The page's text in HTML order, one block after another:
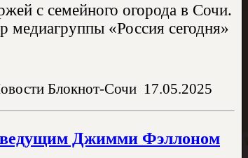
с семейного огорода в Сочи.
медиагруппы «Россия сегодня»
Блокнот-Сочи 17.05.2025
ведущим Джимми Фэллоном